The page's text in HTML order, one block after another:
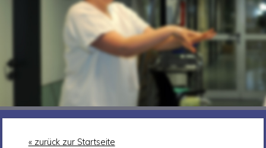
« zurück zur Startseite